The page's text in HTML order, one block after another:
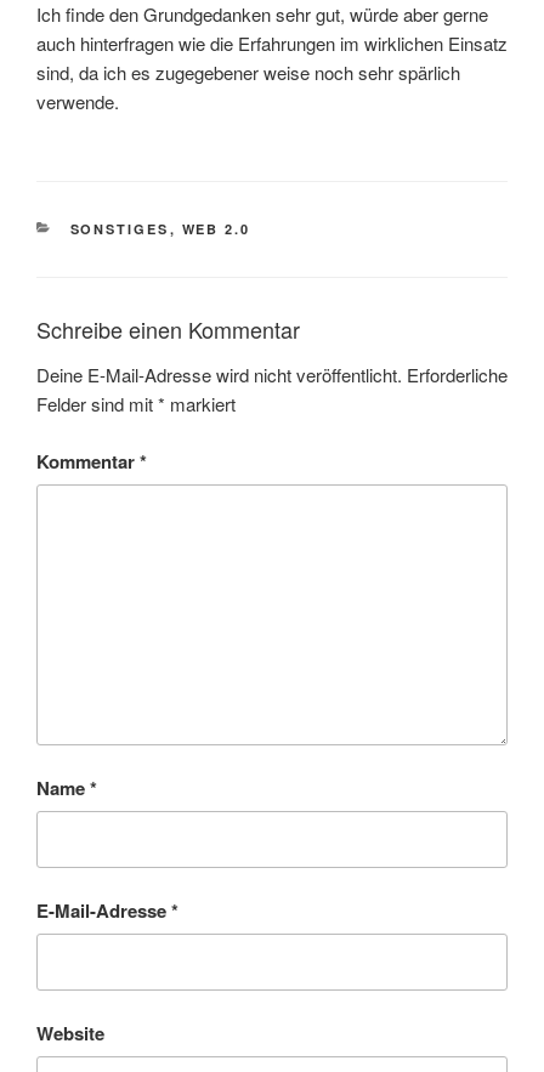
Ich finde den Grundgedanken sehr gut, würde aber gerne
auch hinterfragen wie die Erfahrungen im wirklichen Einsatz
sind, da ich es zugegebener weise noch sehr spärlich
verwende.
KATEGORIEN
SONSTIGES , WEB 2.0
Schreibe einen Kommentar
Deine E-Mail-Adresse wird nicht veröffentlicht. Erforderliche
Felder sind mit* markiert
Kommentar*
Name*
E-Mail-Adresse*
Website